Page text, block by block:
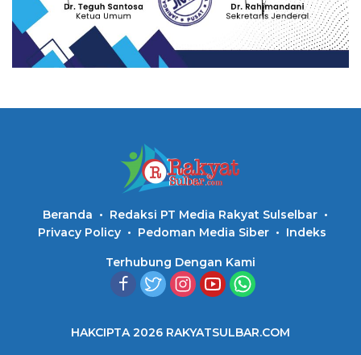
Beranda
Redaksi PT Media Rakyat Sulselbar
Privacy Policy
Pedoman Media Siber Indeks
Terhubung Dengan Kami
HAKCIPTA 2026 RAKYATSULBAR.COM